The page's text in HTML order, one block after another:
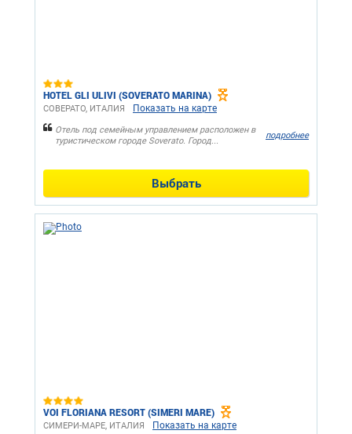
HOTEL GLI ULIVI (SOVERATO MARINA)
СОВЕРАТО, ИТАЛИЯ Показать на карте
Отель под семейным управлением расположен в
туристическом городе Soverato. Город...
подробнее
Выбрать
VOI FLORIANA RESORT (SIMERI MARE)
СИМЕРИ-МАРЕ, ИТАЛИЯ Показать на карте